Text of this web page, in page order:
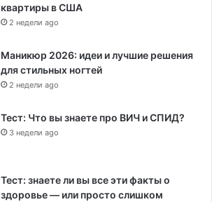
квартиры в США
2 недели ago
Маникюр 2026: идеи и лучшие решения
для стильных ногтей
2 недели ago
Тест: Что вы знаете про ВИЧ и СПИД?
3 недели ago
Тест: знаете ли вы все эти факты о
здоровье — или просто слишком